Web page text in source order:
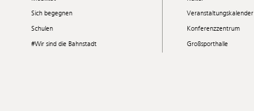
Sich begegnen
Schulen
#Wir sind die Bahnstadt
Veranstaltungskalender
Konferenzzentrum
Großsporthalle